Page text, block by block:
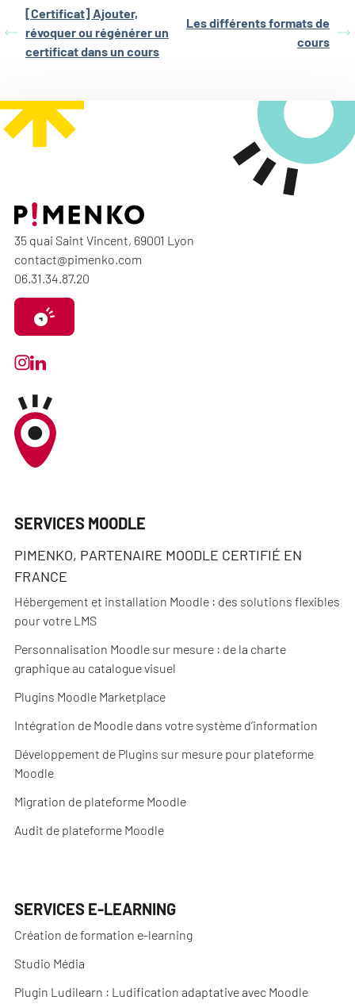
[Certificat] Ajouter,
révoquer ou régénérer un
certificat dans un cours
Les différents formats de
cours
35 quai Saint Vincent, 69001 Lyon
contact@pimenko.com
06.31.34.87.20
SERVICES MOODLE
PIMENKO, PARTENAIRE MOODLE CERTIFIÉ EN
FRANCE
Hébergement et installation Moodle : des solutions flexibles
pour votre LMS
Personnalisation Moodle sur mesure : de la charte
graphique au catalogue visuel
Plugins Moodle Marketplace
Intégration de Moodle dans votre système d’information
Développement de Plugins sur mesure pour plateforme
Moodle
Migration de plateforme Moodle
Audit de plateforme Moodle
SERVICES E-LEARNING
Création de formation e-learning
Studio Média
Plugin Ludilearn : Ludification adaptative avec Moodle